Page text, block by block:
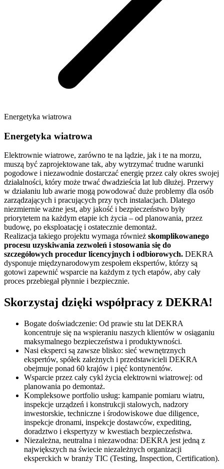
Energetyka wiatrowa
Energetyka wiatrowa
Elektrownie wiatrowe, zarówno te na lądzie, jak i te na morzu,
muszą być zaprojektowane tak, aby wytrzymać trudne warunki
pogodowe i niezawodnie dostarczać energię przez cały okres swojej
działalności, który może trwać dwadzieścia lat lub dłużej. Przerwy
w działaniu lub awarie mogą powodować duże problemy dla osób
zarządzających i pracujących przy tych instalacjach. Dlatego
niezmiernie ważne jest, aby jakość i bezpieczeństwo były
priorytetem na każdym etapie ich życia – od planowania, przez
budowę, po eksploatację i ostatecznie demontaż.
Realizacja takiego projektu wymaga również skomplikowanego
procesu uzyskiwania zezwoleń i stosowania się do
szczegółowych procedur licencyjnych i odbiorowych. DEKRA
dysponuje międzynarodowym zespołem ekspertów, którzy są
gotowi zapewnić wsparcie na każdym z tych etapów, aby cały
proces przebiegał płynnie i bezpiecznie.
Skorzystaj dzięki współpracy z DEKRA!
Bogate doświadczenie: Od prawie stu lat DEKRA
koncentruje się na wspieraniu naszych klientów w osiąganiu
maksymalnego bezpieczeństwa i produktywności.
Nasi eksperci są zawsze blisko: sieć wewnętrznych
ekspertów, spółek zależnych i przedstawicieli DEKRA
obejmuje ponad 60 krajów i pięć kontynentów.
Wsparcie przez cały cykl życia elektrowni wiatrowej: od
planowania po demontaż.
Kompleksowe portfolio usług: kampanie pomiaru wiatru,
inspekcje urządzeń i konstrukcji stalowych, nadzory
inwestorskie, techniczne i środowiskowe due diligence,
inspekcje dronami, inspekcje dostawców, expediting,
doradztwo i ekspertyzy w kwestiach bezpieczeństwa.
Niezależna, neutralna i niezawodna: DEKRA jest jedną z
największych na świecie niezależnych organizacji
eksperckich w branży TIC (Testing, Inspection, Certification).